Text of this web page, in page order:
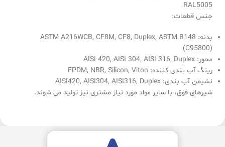
RAL5005
جنس قطعات:
بدنه: ASTM A216WCB, CF8M, CF8, Duplex, ASTM B148
(C95800)
محور: AISI 420, AISI 304, AISI 316, Duplex
رینگ آب بندی کننده: EPDM, NBR, Silicon, Viton
نشیمن آب بندی: AISI420, AISI304, AISI316, Duplex
شیرهای فوق، با سایر مواد مورد نیاز مشتری نیز تولید می شوند.